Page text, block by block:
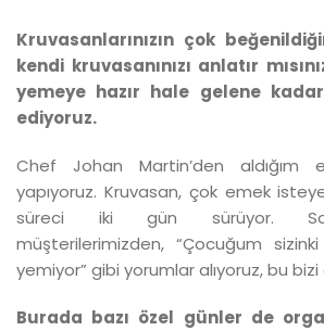
Kruvasanlarınızın çok
kendi kruvasanınızı anlatır
yemeye hazır hale gelene
ediyoruz.
Chef Johan Martin’den aldığım
yapıyoruz. Kruvasan, çok emek
süreci iki gün sürüyor.
müşterilerimizden, “Çocuğum sizinki
yemiyor” gibi yorumlar alıyoruz, bu
Burada bazı özel günler de